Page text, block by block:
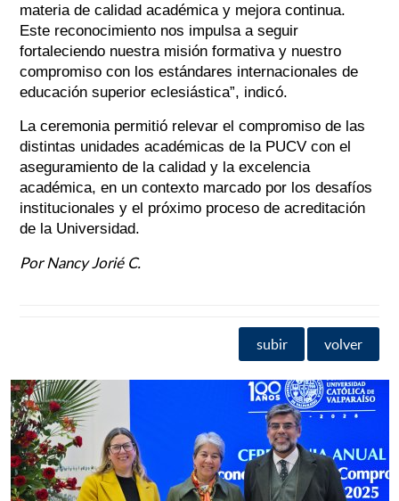
materia de calidad académica y mejora continua.
Este reconocimiento nos impulsa a seguir
fortaleciendo nuestra misión formativa y nuestro
compromiso con los estándares internacionales de
educación superior eclesiástica”, indicó.
La ceremonia permitió relevar el compromiso de las
distintas unidades académicas de la PUCV con el
aseguramiento de la calidad y la excelencia
académica, en un contexto marcado por los desafíos
institucionales y el próximo proceso de acreditación
de la Universidad.
Por Nancy Jorié C.
subir volver